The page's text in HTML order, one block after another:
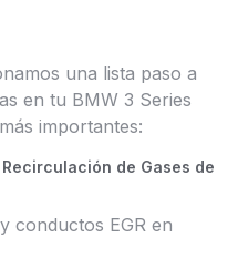
una lista paso a
en tu BMW 3 Series
importantes:
de Gases de
conductos EGR en